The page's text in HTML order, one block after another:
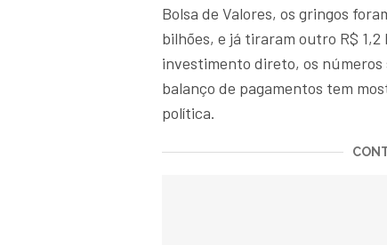
Bolsa de Valores, os gringos
bilhões, e já tiraram outro R$
investimento direto, os números
balanço de pagamentos tem
política.